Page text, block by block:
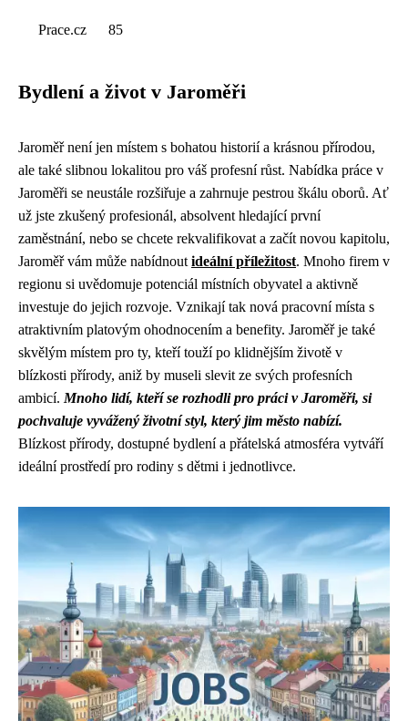
Prace.cz 85
Bydlení a život v Jaroměři
Jaroměř není jen místem s bohatou historií a krásnou přírodou,
ale také slibnou lokalitou pro váš profesní růst. Nabídka práce v
Jaroměři se neustále rozšiřuje a zahrnuje pestrou škálu oborů. Ať
už jste zkušený profesionál, absolvent hledající první
zaměstnání, nebo se chcete rekvalifikovat a začít novou kapitolu,
Jaroměř vám může nabídnout ideální příležitost. Mnoho firem v
regionu si uvědomuje potenciál místních obyvatel a aktivně
investuje do jejich rozvoje. Vznikají tak nová pracovní místa s
atraktivním platovým ohodnocením a benefity. Jaroměř je také
skvělým místem pro ty, kteří touží po klidnějším životě v
blízkosti přírody, aniž by museli slevit ze svých profesních
ambicí. Mnoho lidí, kteří se rozhodli pro práci v Jaroměři, si
pochvaluje vyvážený životní styl, který jim město nabízí.
Blízkost přírody, dostupné bydlení a přátelská atmosféra vytváří
ideální prostředí pro rodiny s dětmi i jednotlivce.